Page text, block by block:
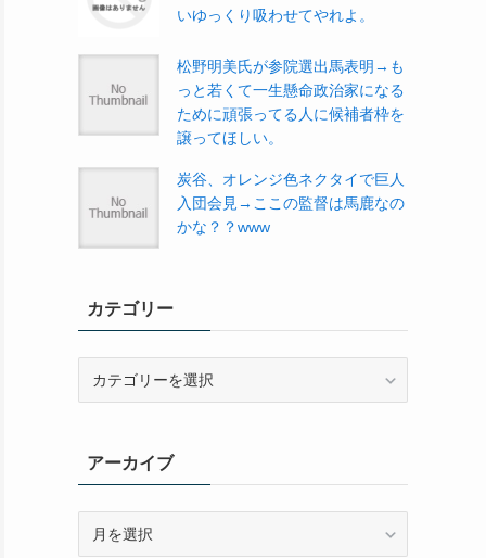
いゆっくり吸わせてやれよ。
松野明美氏が参院選出馬表明→も
っと若くて一生懸命政治家になる
ために頑張ってる人に候補者枠を
譲ってほしい。
炭谷、オレンジ色ネクタイで巨人
入団会見→ここの監督は馬鹿なの
かな？？www
カテゴリー
ーアーカイブ